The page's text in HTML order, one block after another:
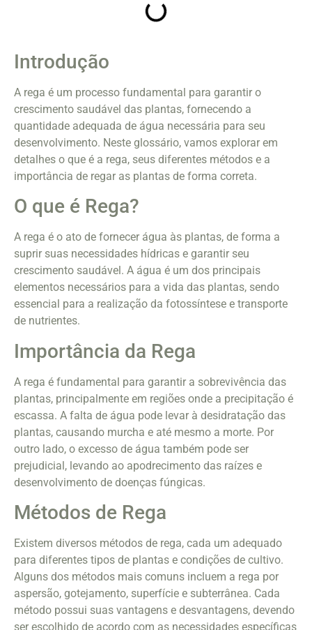
Introdução
A rega é um processo fundamental para garantir o
crescimento saudável das plantas, fornecendo a
quantidade adequada de água necessária para seu
desenvolvimento. Neste glossário, vamos explorar em
detalhes o que é a rega, seus diferentes métodos e a
importância de regar as plantas de forma correta.
O que é Rega?
A rega é o ato de fornecer água às plantas, de forma a
suprir suas necessidades hídricas e garantir seu
crescimento saudável. A água é um dos principais
elementos necessários para a vida das plantas, sendo
essencial para a realização da fotossíntese e transporte
de nutrientes.
Importância da Rega
A rega é fundamental para garantir a sobrevivência das
plantas, principalmente em regiões onde a precipitação é
escassa. A falta de água pode levar à desidratação das
plantas, causando murcha e até mesmo a morte. Por
outro lado, o excesso de água também pode ser
prejudicial, levando ao apodrecimento das raízes e
desenvolvimento de doenças fúngicas.
Métodos de Rega
Existem diversos métodos de rega, cada um adequado
para diferentes tipos de plantas e condições de cultivo.
Alguns dos métodos mais comuns incluem a rega por
aspersão, gotejamento, superfície e subterrânea. Cada
método possui suas vantagens e desvantagens, devendo
ser escolhido de acordo com as necessidades específicas